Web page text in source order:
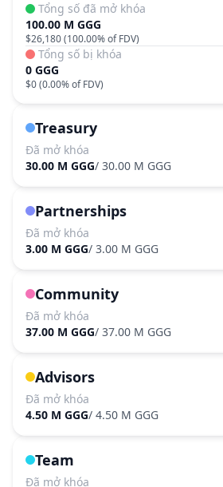
Tổng số đã mở khóa
100.00 M GGG
$26,180(100.00%of FDV)
Tổng số bị khóa
0 GGG
$0(0.00%of FDV)
Treasury
Đã mở khóa
30.00 M GGG/ 30.00 M GGG
Partnerships
Đã mở khóa
3.00 M GGG/ 3.00 M GGG
Community
Đã mở khóa
37.00 M GGG/ 37.00 M GGG
Advisors
Đã mở khóa
4.50 M GGG/ 4.50 M GGG
Team
Đã mở khóa